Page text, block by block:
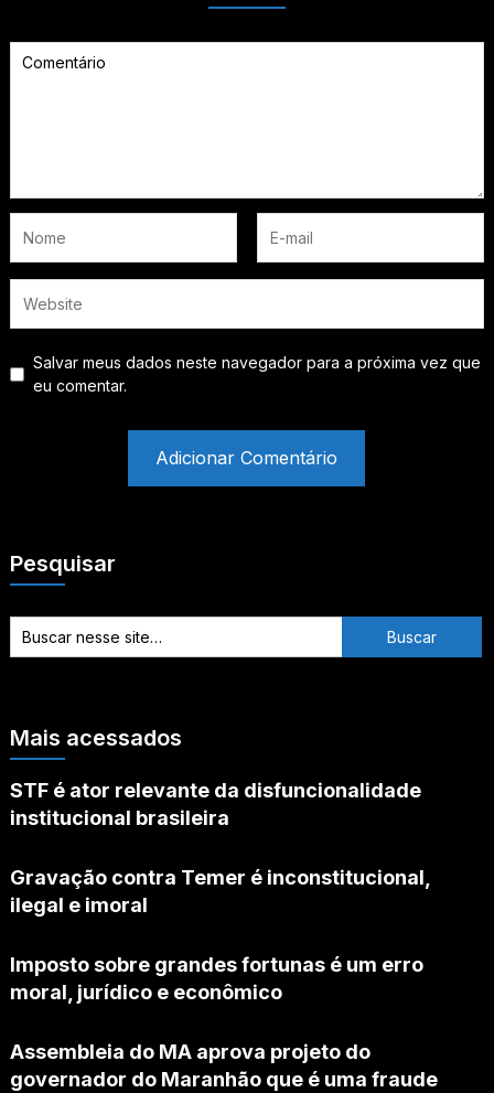
Salvar meus dados neste navegador para a próxima vez que
eu comentar.
Pesquisar
Mais acessados
STF é ator relevante da disfuncionalidade
institucional brasileira
Gravação contra Temer é inconstitucional,
ilegal e imoral
Imposto sobre grandes fortunas é um erro
moral, jurídico e econômico
Assembleia do MA aprova projeto do
governador do Maranhão que é uma fraude